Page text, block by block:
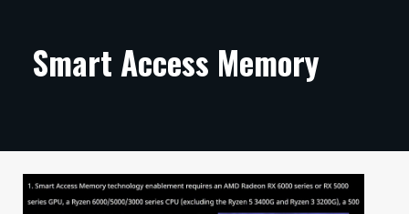
ARTIKKELIT
TECHBBS
TIETOA
Smart Access Memory